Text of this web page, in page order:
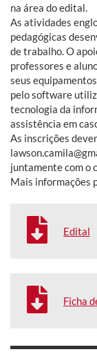
na área do edital.
As atividades
pedagógicas
de trabalho. O
professores e
seus
pelo software
tecnologia da
assistência em
As inscrições
juntamente com o
Mais informações
Edital
Ficha